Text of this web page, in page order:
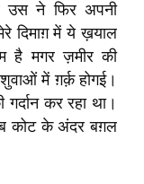
उस ने फिर अपनी
दिमाग़ में ये ख़याल
है मगर ज़मीर की
में ग़र्क़ होगई।
कर रहा था।
कोट के अंदर बग़ल